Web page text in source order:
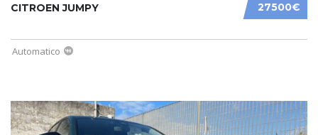
27500€
CITROEN JUMPY
Automatico